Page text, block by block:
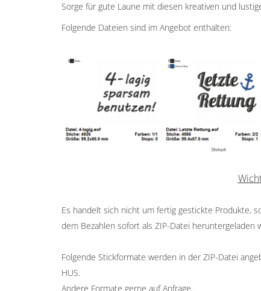
Sorge für gute Laune mit diesen kreativen und
Folgende Dateien sind im Angebot enthalten:
Es handelt sich nicht um fertig gestickte Produkte,
dem Bezahlen sofort als ZIP-Datei heruntergeladen
Folgende Stickformate werden in der ZIP-Datei
HUS.
Andere Formate gerne auf Anfrage.